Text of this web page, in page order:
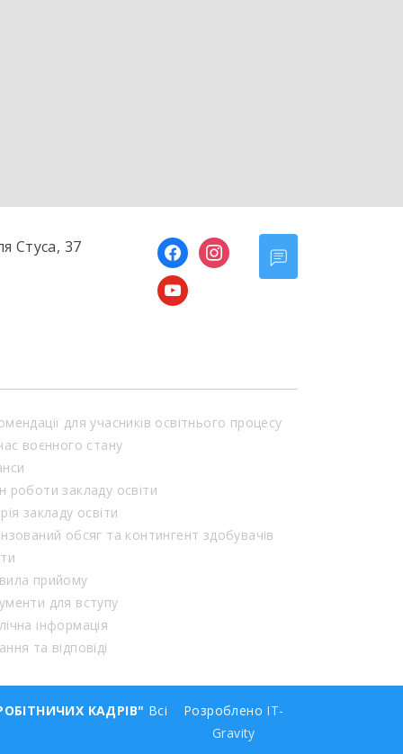
Стуса, 37
facebookinstagram
youtube
для учасників освітнього процесу
воєнного стану
роботи закладу освіти
закладу освіти
обсяг та контингент здобувачів
прийому
для вступу
інформація
та відповіді
КАДРІВ" Всі
Розроблено IT-
Gravity